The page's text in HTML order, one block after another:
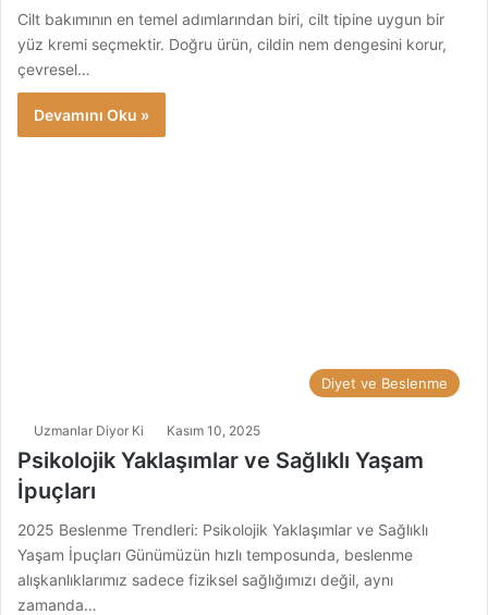
Cilt bakımının en temel adımlarından biri, cilt tipine uygun bir
yüz kremi seçmektir. Doğru ürün, cildin nem dengesini korur,
çevresel…
Devamını Oku »
Diyet ve Beslenme
Uzmanlar Diyor Ki Kasım 10, 2025
Psikolojik Yaklaşımlar ve Sağlıklı Yaşam
İpuçları
2025 Beslenme Trendleri: Psikolojik Yaklaşımlar ve Sağlıklı
Yaşam İpuçları Günümüzün hızlı temposunda, beslenme
alışkanlıklarımız sadece fiziksel sağlığımızı değil, aynı
zamanda…